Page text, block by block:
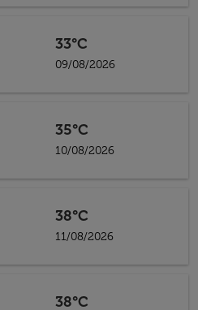
33°C
09/08/2026
35°C
10/08/2026
38°C
11/08/2026
38°C